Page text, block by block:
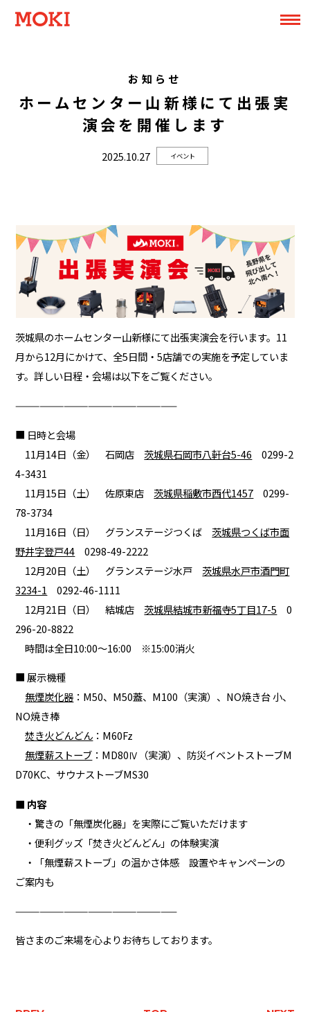
お知らせ
ホームセンター山新様にて出張実
演会を開催します
2025.10.27 イベント
茨城県のホームセンター山新様にて出張実演会を行います。11
月から12月にかけて、全5日間・5店舗での実施を予定していま
す。詳しい日程・会場は以下をご覧ください。
————————————————————
■ 日時と会場
11月14日（金） 石岡店茨城県石岡市八軒台5-46 0299-2
4-3431
11月15日（土） 佐原東店茨城県稲敷市西代1457 0299-
78-3734
11月16日（日） グランステージつくば茨城県つくば市面
野井字登戸44 0298-49-2222
12月20日（土） グランステージ水戸茨城県水戸市酒門町
3234-1 0292-46-1111
12月21日（日） 結城店茨城県結城市新福寺5丁目17-5 0
296-20-8822
時間は全日10:00～16:00 ※15:00消火
■ 展示機種
無煙炭化器 ：M50、M50蓋、M100（実演）、NO焼き台 小、
NO焼き棒
焚き火どんどん ：M60Fz
無煙薪ストーブ ：MD80Ⅳ（実演）、防災イベントストーブM
D70KC、サウナストーブMS30
■ 内容
・驚きの「無煙炭化器」を実際にご覧いただけます
・便利グッズ「焚き火どんどん」の体験実演
・「無煙薪ストーブ」の温かさ体感 設置やキャンペーンの
ご案内も
————————————————————
皆さまのご来場を心よりお待ちしております。